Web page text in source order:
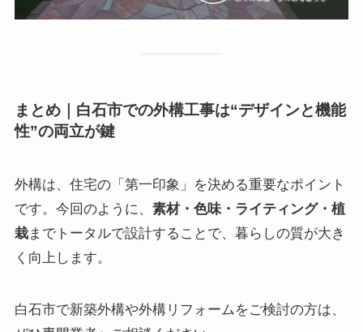
まとめ｜白石市での外構工事は“デザインと機能
性”の両立が鍵
外構は、住宅の「第一印象」を決める重要なポイント
です。今回のように、 素材・色味・ライティング・植
栽までトータルで設計することで、暮らしの質が大き
く向上します。
白石市で新築外構や外構リフォームをご検討の方は、